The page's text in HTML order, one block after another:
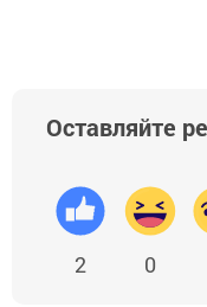
Оставляйте
2 0